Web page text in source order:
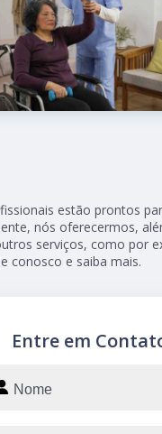
estão prontos
nós oferecermos,
serviços, como por
conosco e saiba mais.
Entre em